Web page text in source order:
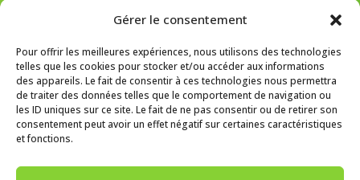
Gérer le consentement
Pour offrir les meilleures expériences, nous utilisons des technologies
telles que les cookies pour stocker et/ou accéder aux informations
des appareils. Le fait de consentir à ces technologies nous permettra
de traiter des données telles que le comportement de navigation ou
les ID uniques sur ce site. Le fait de ne pas consentir ou de retirer son
consentement peut avoir un effet négatif sur certaines caractéristiques
et fonctions.
Mentions légales
Coordonnées
Voir le numéro
Voir l'adresse email
4 Av. André Citroën,